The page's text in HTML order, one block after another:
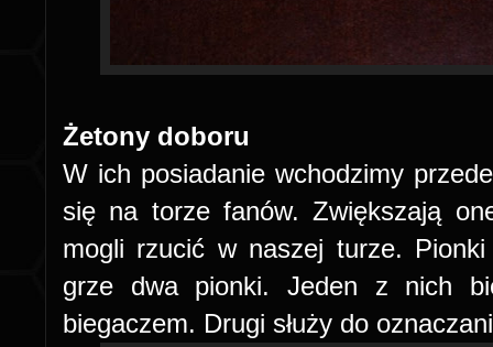
Żetony doboru
W ich posiadanie wchodzimy
się na torze fanów. Zwiększają
mogli rzucić w naszej turze.
grze dwa pionki. Jeden z nich
biegaczem. Drugi służy do